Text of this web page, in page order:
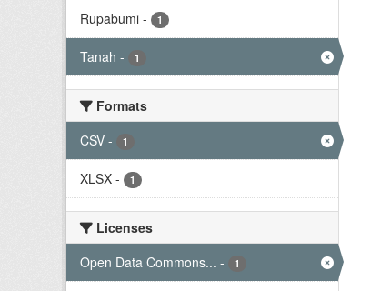
Rupabumi - 1
Tanah - 1
Formats
CSV - 1
XLSX - 1
Licenses
Open Data Commons... - 1